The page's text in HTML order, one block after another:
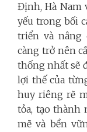
Định, Hà Nam
yếu trong bối
triển và nâng
càng trở nên
thống nhất sẽ
lợi thế của
huy riêng rẽ
tỏa, tạo thành
mẽ và bền